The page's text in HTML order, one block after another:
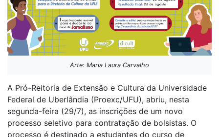
Arte: Maria Laura Carvalho
A Pró-Reitoria de Extensão e Cultura da Universidade
Federal de Uberlândia (Proexc/UFU), abriu, nesta
segunda-feira (29/7), as inscrições de um novo
processo seletivo para contratação de bolsistas. O
processo é destinado a estudantes do curso de